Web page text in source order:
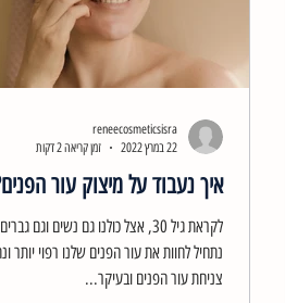
איך נעבוד על מיצוק עור
לקראת גיל 30, אצל כולנו גם נשים וגם
נתחיל לחוות את עור הפנים שלנו רפוי יותר
צניחת עור הפנים ובעיקר...
reneecosmeticsisra
22 במרץ 2022
זמן קריאה 2 דקות